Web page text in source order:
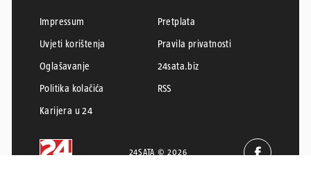
Impressum
Pretplata
Uvjeti korištenja
Pravila privatnosti
Oglašavanje
24sata.biz
Politika kolačića
RSS
Karijera u 24
24SATA © 2026